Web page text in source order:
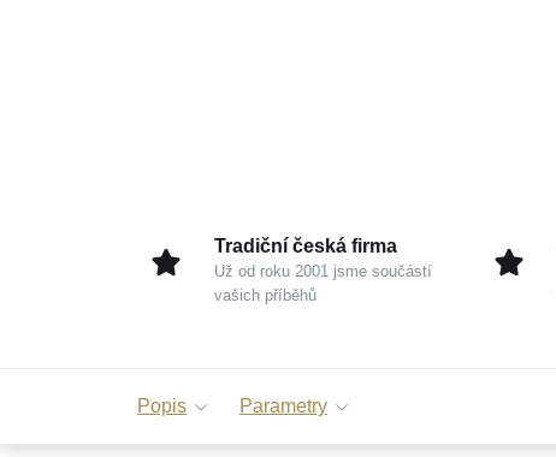
Tradiční česká firma
Už od roku 2001 jsme součástí
vašich příběhů
Popis Parametry